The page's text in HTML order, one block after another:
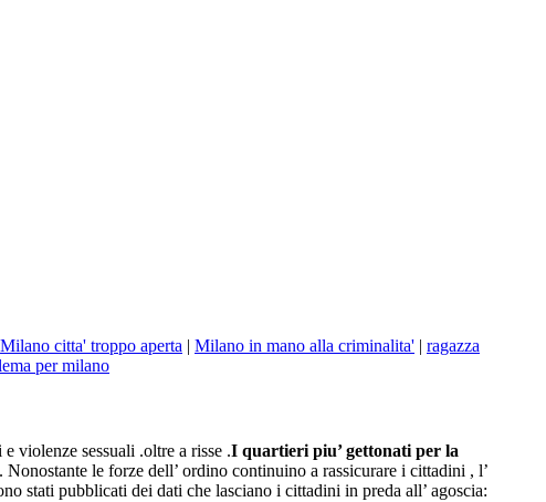
Milano citta' troppo aperta | Milano in mano alla criminalita' | ragazza
per milano
violenze sessuali .oltre a risse .I quartieri piu’ gettonati per la
le forze dell’ ordino continuino a rassicurare i cittadini , l’
stati pubblicati dei dati che lasciano i cittadini in preda all’ agoscia: